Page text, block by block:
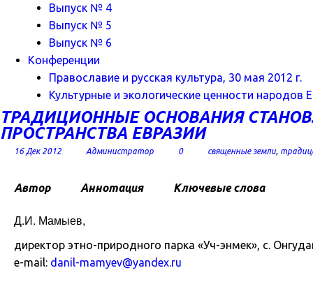
Выпуск № 4
Выпуск № 5
Выпуск № 6
Конференции
Православие и русская культура, 30 мая 2012 г.
Культурные и экологические ценности народов
ТРАДИЦИОННЫЕ ОСНОВАНИЯ
ПРОСТРАНСТВА ЕВРАЗИИ
16 Дек 2012 Администратор 0 священные земли,
Автор Аннотация Ключевые слова
Д.И. Мамыев,
директор этно-природного парка «Уч-энмек», с.
e-mail: danil-mamyev@yandex.ru